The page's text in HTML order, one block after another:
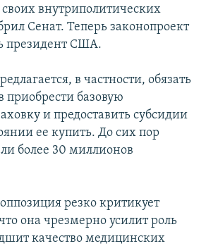
внутриполитических
Сенат. Теперь законопроект
президент США.
в частности, обязать
приобрести базовую
и предоставить субсидии
ее купить. До сих пор
более 30 миллионов
резко критикует
она чрезмерно усилит роль
качество медицинских